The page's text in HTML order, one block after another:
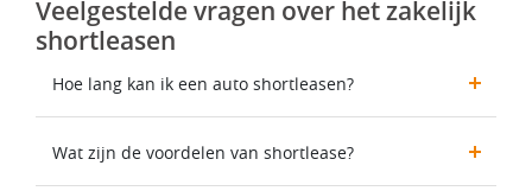
Veelgestelde vragen over het zakelijk
shortleasen
Hoe lang kan ik een auto shortleasen?
Wat zijn de voordelen van shortlease?